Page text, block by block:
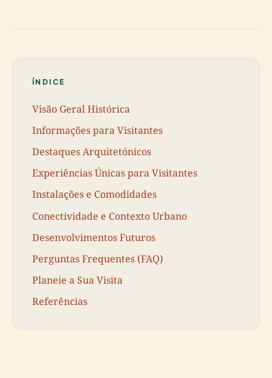
ÍNDICE
Visão Geral Histórica
Informações para Visitantes
Destaques Arquitetónicos
Experiências Únicas para Visitantes
Instalações e Comodidades
Conectividade e Contexto Urbano
Desenvolvimentos Futuros
Perguntas Frequentes (FAQ)
Planeie a Sua Visita
Referências